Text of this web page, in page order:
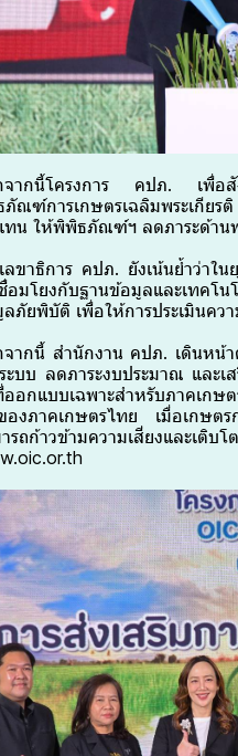
จากนี้โครงการ คปภ. เพื่อสั
ณฑ์การเกษตรเฉลิมพระเกีย
น ให้พิพิธภัณฑ์ฯ ลดภาระด้าน
ลขาธิการ คปภ. ยังเน้นย้ำว่า
อมโยงกับฐานข้อมูลและเทคโ
ภัยพิบัติ เพื่อให้การประเมินคว
ากนี้ สำนักงาน คปภ. เดินหน้า
ะบบ ลดภาระงบประมาณ และ
อกแบบเฉพาะสำหรับภาคเกษ
องภาคเกษตรไทย เมื่อเกษต
รถก้าวข้ามความเสี่ยงและเ